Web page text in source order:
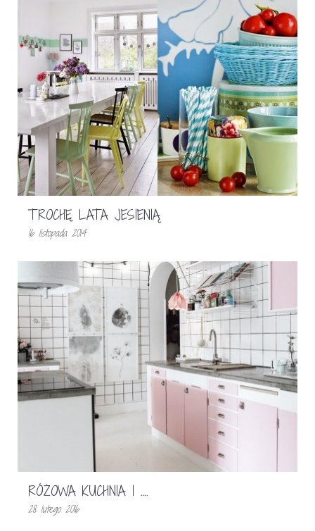
TROCHĘ LATA JESIENIĄ
16 listopada 2014
RÓŻOWA KUCHNIA I ….
28 lutego 2016